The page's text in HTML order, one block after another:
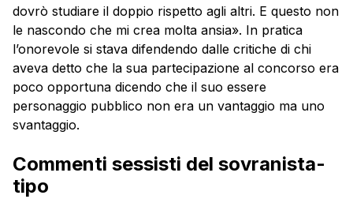
dovrò studiare il doppio rispetto agli altri. E questo non
le nascondo che mi crea molta ansia». In pratica
l’onorevole si stava difendendo dalle critiche di chi
aveva detto che la sua partecipazione al concorso era
poco opportuna dicendo che il suo essere
personaggio pubblico non era un vantaggio ma uno
svantaggio.
Commenti sessisti del sovranista-
tipo